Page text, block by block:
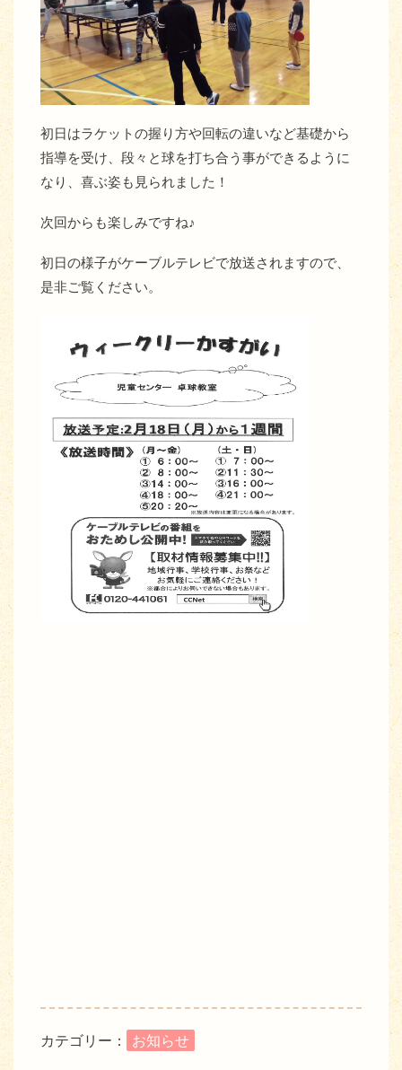
初日はラケットの握り方や回転の違いなど基礎から
指導を受け、段々と球を打ち合う事ができるように
なり、喜ぶ姿も見られました！
次回からも楽しみですね♪
初日の様子がケーブルテレビで放送されますので、
是非ご覧ください。
カテゴリー： お知らせ